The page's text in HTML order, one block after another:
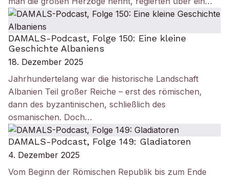
DAMALS-Podcast, Folge 150: Eine kleine
Geschichte Albaniens
18. Dezember 2025
Jahrhundertelang war die historische Landschaft
Albanien Teil großer Reiche – erst des römischen,
dann des byzantinischen, schließlich des
osmanischen. Doch…
DAMALS-Podcast, Folge 149: Gladiatoren
4. Dezember 2025
Vom Beginn der Römischen Republik bis zum Ende